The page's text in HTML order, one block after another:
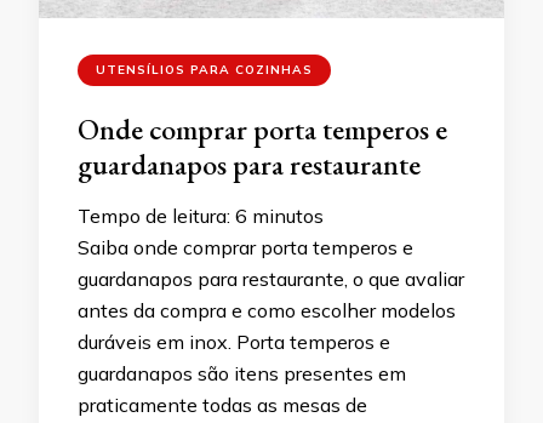
UTENSÍLIOS PARA COZINHAS
Onde comprar porta temperos e
guardanapos para restaurante
Tempo de leitura: 6 minutos
Saiba onde comprar porta temperos e
guardanapos para restaurante, o que avaliar
antes da compra e como escolher modelos
duráveis em inox. Porta temperos e
guardanapos são itens presentes em
praticamente todas as mesas de